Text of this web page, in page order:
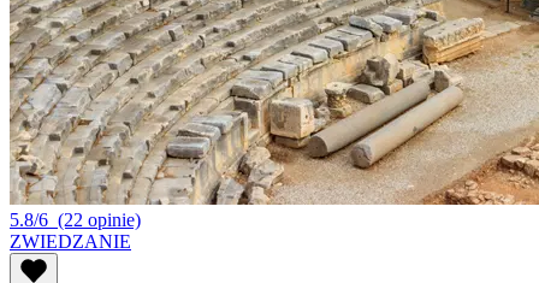
5.8/6 (22 opinie)
ZWIEDZANIE